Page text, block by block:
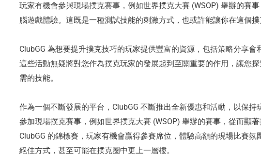
玩家有機會參與現場撲克賽事，例如世界撲克大賽 (WSOP) 舉辦的賽
腦遊戲體驗。這既是一種測試技能的刺激方式，也或許能讓你在這個撲
ClubGG 為想要提升撲克技巧的玩家提供豐富的資源，包括策略分享會
這些活動無疑將對您作為撲克玩家的發展起到至關重要的作用，讓您
需的技能。
作為一個不斷發展的平台，ClubGG 不斷推出全新優惠和活動，以保持
參加現場撲克賽事，例如世界撲克大賽 (WSOP) 舉辦的賽事，從而顯
ClubGG 的錦標賽，玩家有機會贏得參賽席位，體驗高額的現場比賽氛
絕佳方式，甚至可能在撲克圈中更上一層樓。